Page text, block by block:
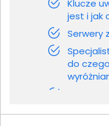
Klucze
jest i jak
Serwery
do